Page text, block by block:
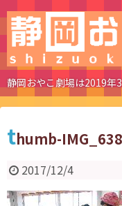
静岡おやこ劇場は2019
thumb-
2017/12/4